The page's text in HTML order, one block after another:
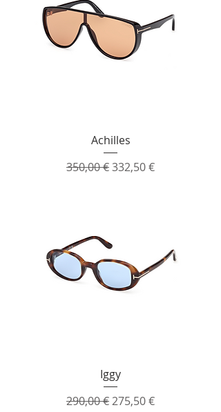
Achilles
Prezzo regolare
350,00 €Prezzo scontato
332,50 €
Iggy
Prezzo regolare
290,00 € Prezzo scontato
275,50 €